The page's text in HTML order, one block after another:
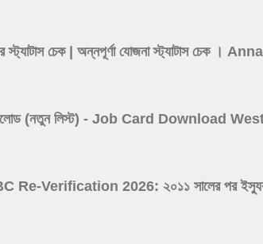
স্ট্যাটাস চেক | অন্নপূর্ণা যোজনা
(নতুন লিস্ট) - Job Card Download
Re-Verification 2026: ২০১১ সালের পর ইস্যুকৃত